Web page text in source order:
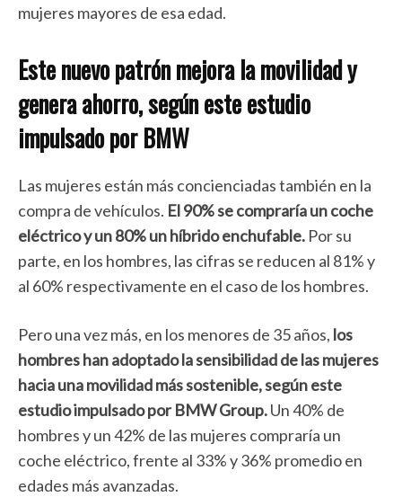
mujeres mayores de esa edad.
Este nuevo patrón mejora la movilidad y
genera ahorro, según este estudio
impulsado por BMW
Las mujeres están más concienciadas también en la
compra de vehículos. El 90% se compraría un coche
eléctrico y un 80% un híbrido enchufable. Por su
parte, en los hombres, las cifras se reducen al 81% y
al 60% respectivamente en el caso de los hombres.
Pero una vez más, en los menores de 35 años, los
hombres han adoptado la sensibilidad de las mujeres
hacia una movilidad más sostenible, según este
estudio impulsado por BMW Group.Un 40% de
hombres y un 42% de las mujeres compraría un
coche eléctrico, frente al 33% y 36% promedio en
edades más avanzadas.